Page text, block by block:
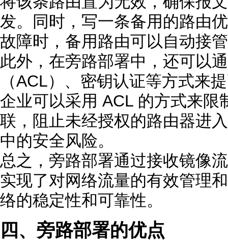
发。同时，写一条备用的路由
故障时，备用路由可以自动接
此外，在旁路部署中，还可以
（ACL）、密钥认证等方式来
企业可以采用 ACL 的方式来限
联，阻止未经授权的路由器进
中的安全风险。
总之，旁路部署通过接收镜像
实现了对网络流量的有效管理
络的稳定性和可靠性。
四、旁路部署的优点